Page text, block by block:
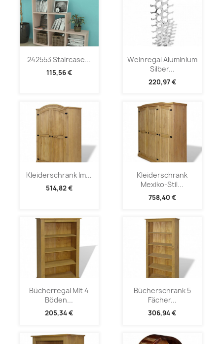
242553 Staircase...
115,56 €
Weinregal Aluminium
Silber...
220,97 €
Kleiderschrank Im...
514,82 €
Kleiderschrank
Mexiko-Stil...
758,40 €
Bücherregal Mit 4
Böden...
205,34 €
Bücherschrank 5
Fächer...
306,94 €